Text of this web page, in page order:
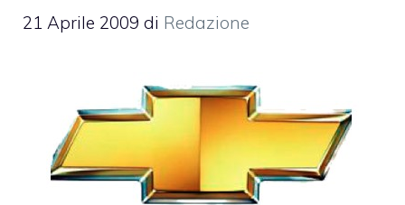
21 Aprile 2009 di Redazione